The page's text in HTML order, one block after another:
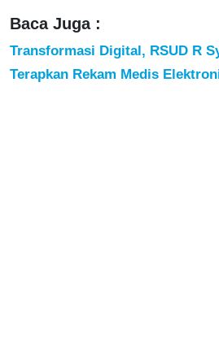
Baca Juga :
Transformasi Digital, RSUD R
Terapkan Rekam Medis